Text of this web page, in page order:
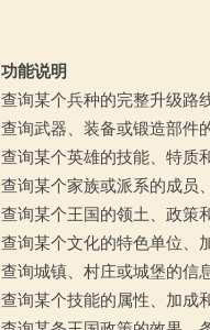
功能说明
查询某个兵种的完整升级路
查询武器、装备或锻造部件
查询某个英雄的技能、特质
查询某个家族或派系的成员
查询某个王国的领土、政策
查询某个文化的特色单位、
查询城镇、村庄或城堡的信
查询某个技能的属性、加成